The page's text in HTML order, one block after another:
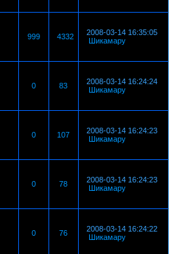
999 4332
2008-03-14 16:35:05
Шикамару
0
83
2008-03-14 16:24:24
Шикамару
0
107
2008-03-14 16:24:23
Шикамару
0
78
2008-03-14 16:24:23
Шикамару
0
76
2008-03-14 16:24:22
Шикамару